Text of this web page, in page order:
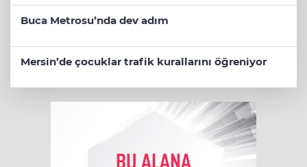
Buca Metrosu’nda dev adım
Mersin’de çocuklar trafik kurallarını öğreniyor